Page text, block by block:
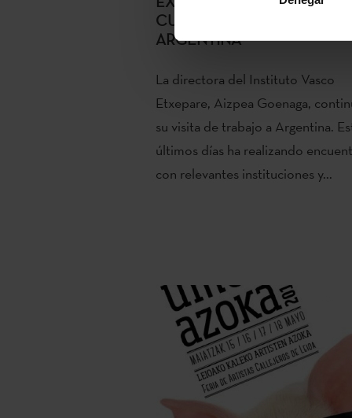
CULTURAL VASCA EN
ARGENTINA
La directora del Instituto Vasco
Etxepare, Aizpea Goenaga,
su visita de trabajo a Argentina.
últimos días ha realizando
con relevantes instituciones y...